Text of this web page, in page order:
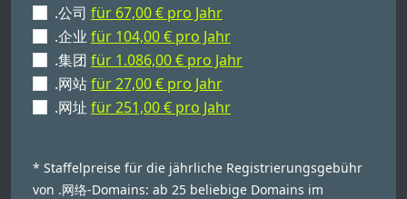
.公司 für 67,00 € pro Jahr
.企业 für 104,00 € pro Jahr
.集团 für 1.086,00 € pro Jahr
.网站für 27,00 € pro Jahr
.网址 für 251,00 € pro Jahr
* Staffelpreise für die jährliche Registrierungsgebühr
von .网络-Domains: ab 25 beliebige Domains im